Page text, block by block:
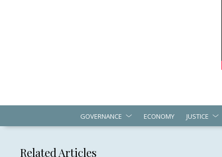
GOVERNANCE ECONOMY JUSTICE
Related Articles